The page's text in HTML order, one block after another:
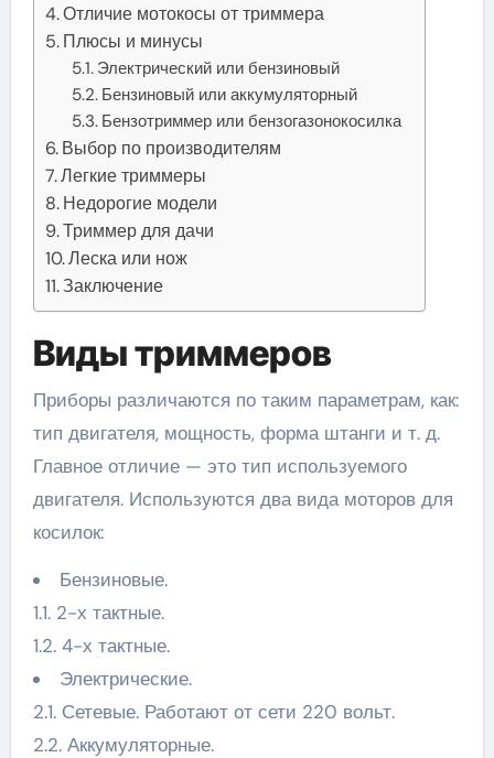
Отличие мотокосы от триммера
Плюсы и минусы
Электрический или бензиновый
Бензиновый или аккумуляторный
Бензотриммер или бензогазонокосилка
Выбор по производителям
Легкие триммеры
Недорогие модели
Триммер для дачи
Леска или нож
Заключение
Виды триммеров
Приборы различаются по таким параметрам, как:
тип двигателя, мощность, форма штанги и т. д.
Главное отличие — это тип используемого
двигателя. Используются два вида моторов для
косилок:
Бензиновые.
1.1. 2-х тактные.
1.2. 4-х тактные.
Электрические.
2.1. Сетевые. Работают от сети 220 вольт.
2.2. Аккумуляторные.